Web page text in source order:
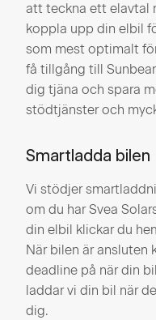
att teckna ett elavtal
koppla upp din elbil
som mest optimalt
få tillgång till
dig tjäna och spara
stödtjänster och
Smartladda bilen
Vi stödjer
om du har Svea
din elbil klickar du
När bilen är ansluten
deadline på när din
laddar vi din bil när
dig.